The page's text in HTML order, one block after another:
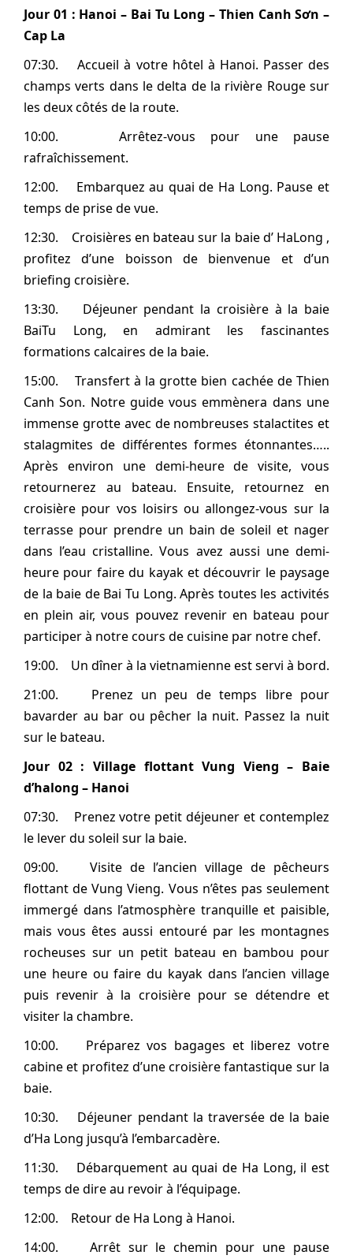
Jour 01 : Hanoi – Bai Tu Long – Thien Canh Sơn –
Cap La
07:30. Accueil à votre hôtel à Hanoi. Passer des
champs verts dans le delta de la rivière Rouge sur
les deux côtés de la route.
10:00. Arrêtez-vous pour une pause
rafraîchissement.
12:00. Embarquez au quai de Ha Long. Pause et
temps de prise de vue.
12:30. Croisières en bateau sur la baie d’ HaLong ,
profitez d’une boisson de bienvenue et d’un
briefing croisière.
13:30. Déjeuner pendant la croisière à la baie
BaiTu Long, en admirant les fascinantes
formations calcaires de la baie.
15:00. Transfert à la grotte bien cachée de Thien
Canh Son. Notre guide vous emmènera dans une
immense grotte avec de nombreuses stalactites et
stalagmites de différentes formes étonnantes…..
Après environ une demi-heure de visite, vous
retournerez au bateau. Ensuite, retournez en
croisière pour vos loisirs ou allongez-vous sur la
terrasse pour prendre un bain de soleil et nager
dans l’eau cristalline. Vous avez aussi une demi-
heure pour faire du kayak et découvrir le paysage
de la baie de Bai Tu Long. Après toutes les activités
en plein air, vous pouvez revenir en bateau pour
participer à notre cours de cuisine par notre chef.
19:00. Un dîner à la vietnamienne est servi à bord.
21:00. Prenez un peu de temps libre pour
bavarder au bar ou pêcher la nuit. Passez la nuit
sur le bateau.
Jour 02 : Village flottant Vung Vieng – Baie
d’halong – Hanoi
07:30. Prenez votre petit déjeuner et contemplez
le lever du soleil sur la baie.
09:00. Visite de l’ancien village de pêcheurs
flottant de Vung Vieng. Vous n’êtes pas seulement
immergé dans l’atmosphère tranquille et paisible,
mais vous êtes aussi entouré par les montagnes
rocheuses sur un petit bateau en bambou pour
une heure ou faire du kayak dans l’ancien village
puis revenir à la croisière pour se détendre et
visiter la chambre.
10:00. Préparez vos bagages et liberez votre
cabine et profitez d’une croisière fantastique sur la
baie.
10:30. Déjeuner pendant la traversée de la baie
d’Ha Long jusqu’à l’embarcadère.
11:30. Débarquement au quai de Ha Long, il est
temps de dire au revoir à l’équipage.
12:00. Retour de Ha Long à Hanoi.
14:00. Arrêt sur le chemin pour une pause